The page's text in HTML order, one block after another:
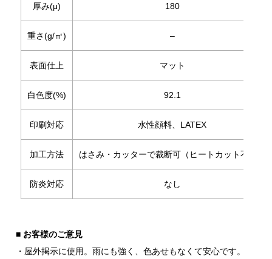
厚み(μ) 180
重さ(g/㎡) –
表面仕上 マット
白色度(%) 92.1
印刷対応 水性顔料、LATEX
加工方法 はさみ・カッターで裁断可（ヒートカット不要）
防炎対応 なし
■ お客様のご意見
・屋外掲示に使用。雨にも強く、色あせもなくて安心です。